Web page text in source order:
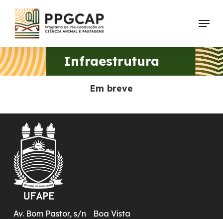
Skip
main
content
Menu
Infraestrutura
Em breve
Av. Bom Pastor, s/n Boa Vista